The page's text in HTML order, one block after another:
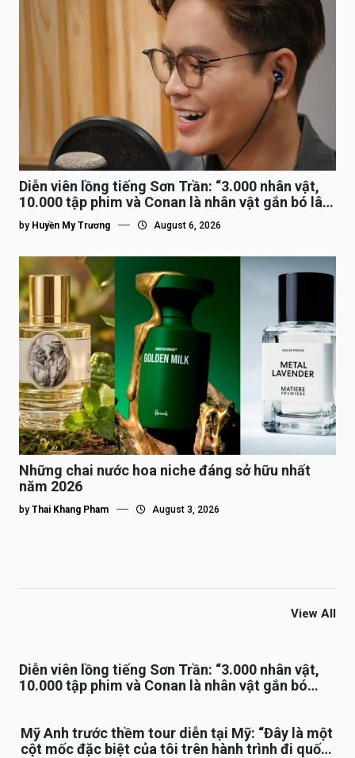
Diễn viên lồng tiếng Sơn Trần: “3.000 nhân vật,
10.000 tập phim và Conan là nhân vật gắn bó lâu
nhất”
by Huyền My Trương August 6, 2026
Những chai nước hoa niche đáng sở hữu nhất
năm 2026
by Thai Khang Pham August 3, 2026
View All
Diễn viên lồng tiếng Sơn Trần: “3.000 nhân vật,
10.000 tập phim và Conan là nhân vật gắn bó
Mỹ Anh trước thềm tour diễn tại Mỹ: “Đây là một
cột mốc đặc biệt của tôi trên hành trình đi quốc